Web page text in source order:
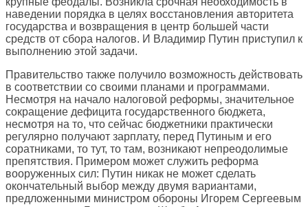
наведении порядка в целях восстановления авторитета
государства и возвращения в центр большей части
средств от сбора налогов. И Владимир Путин приступил к
выполнению этой задачи.
Правительство также получило возможность действовать
в соответствии со своими планами и программами.
Несмотря на начало налоговой реформы, значительное
сокращение дефицита государственного бюджета,
несмотря на то, что сейчас бюджетники практически
регулярно получают зарплату, перед Путиным и его
соратниками, то тут, то там, возникают непреодолимые
препятствия. Примером может служить реформа
вооруженных сил: Путин никак не может сделать
окончательный выбор между двумя вариантами,
предложенными министром обороны Игорем Сергеевым